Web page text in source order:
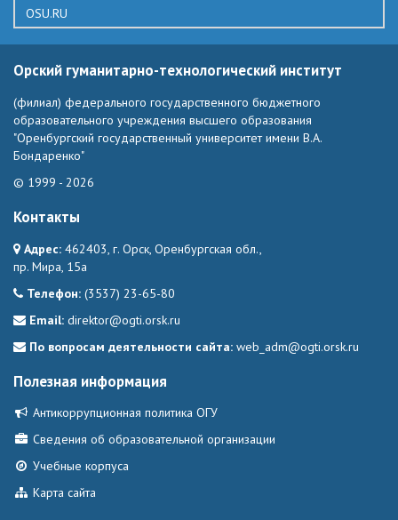
OSU.RU
Орский гуманитарно-технологический институт
(филиал) федерального государственного бюджетного
образовательного учреждения высшего образования
"Оренбургский государственный университет имени В.А.
Бондаренко"
© 1999 - 2026
Контакты
Адрес: 462403, г. Орск, Оренбургская обл.,
пр. Мира, 15а
Телефон: (3537) 23-65-80
Email: direktor@ogti.orsk.ru
По вопросам деятельности сайта: web_adm@ogti.orsk.ru
Полезная информация
Антикоррупционная политика ОГУ
Сведения об образовательной организации
Учебные корпуса
Карта сайта